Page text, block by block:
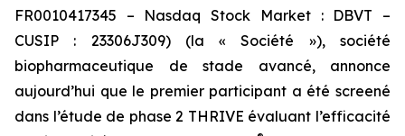
FR0010417345 – Nasdaq Stock Market : DBVT –
CUSIP : 23306J309) (la « Société »), société
biopharmaceutique de stade avancé, annonce
aujourd’hui que le premier participant a été screené
dans l’étude de phase 2 THRIVE évaluant l’efficacité